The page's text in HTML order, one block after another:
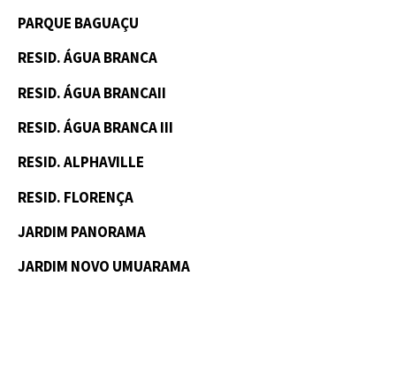
PARQUE BAGUAÇU
RESID. ÁGUA BRANCA
RESID. ÁGUA BRANCAII
RESID. ÁGUA BRANCA III
RESID. ALPHAVILLE
RESID. FLORENÇA
JARDIM PANORAMA
JARDIM NOVO UMUARAMA